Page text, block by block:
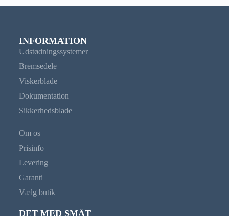
INFORMATION
Udstødningssystemer
Bremsedele
Viskerblade
Dokumentation
Sikkerhedsblade
Om os
Prisinfo
Levering
Garanti
Vælg butik
DET MED SMÅT